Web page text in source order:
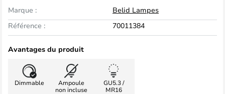
Marque :
Belid Lampes
Référence :
70011384
Avantages du produit
Dimmable
Ampoule
non incluse
GU5.3 /
MR16